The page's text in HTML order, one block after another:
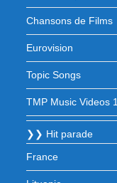
Chansons de Films
Eurovision
Topic Songs
TMP Music Videos 1
❯❯ Hit parade
France